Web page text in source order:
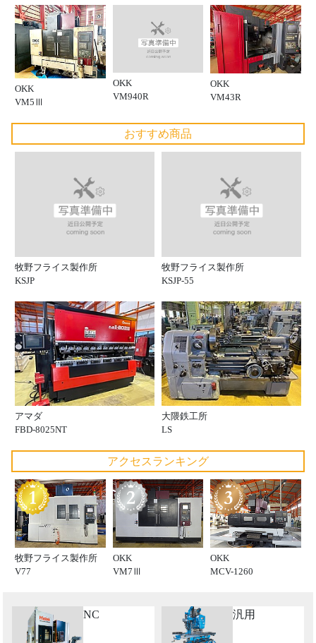
OKK
VM5Ⅲ
OKK
VM940R
OKK
VM43R
おすすめ商品
牧野フライス製作所
KSJP
牧野フライス製作所
KSJP-55
アマダ
FBD-8025NT
大隈鉄工所
LS
アクセスランキング
牧野フライス製作所
V77
OKK
VM7Ⅲ
OKK
MCV-1260
NC 汎用